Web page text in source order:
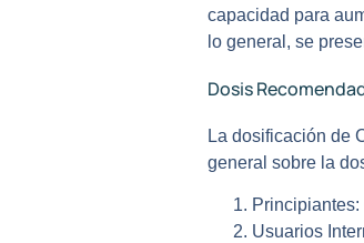
capacidad para
lo general, se
Dosis
La dosificación de
general sobre la
Principiantes:
Usuarios